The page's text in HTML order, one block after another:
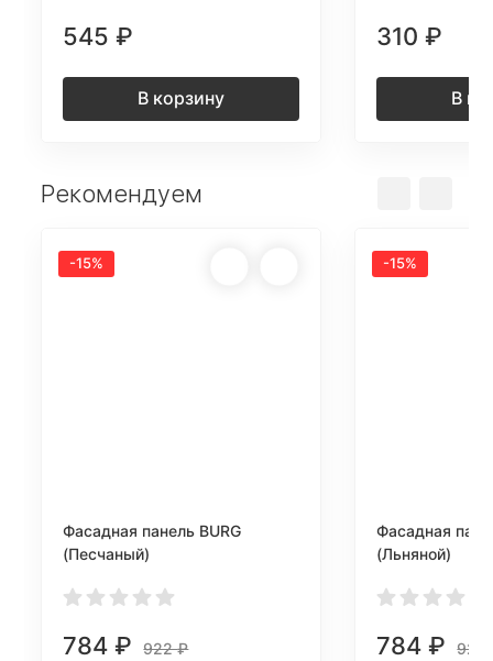
545₽
В корзину
310₽
В
Рекомендуем
-15%
Фасадная панель BURG
(Песчаный)
784₽ 922₽
-15%
Фасадная
(Льняной)
784₽ 922